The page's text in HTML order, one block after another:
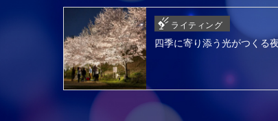
ライティング
四季に寄り添う光がつくる